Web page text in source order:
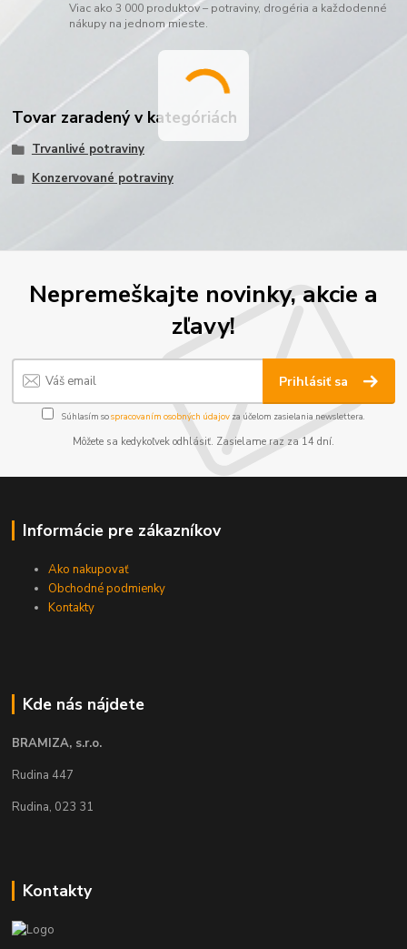
Viac ako 3 000 produktov – potraviny, drogéria a každodenné
nákupy na jednom mieste.
Tovar zaradený v kategóriách
Trvanlivé potraviny
Konzervované potraviny
Nepremeškajte novinky, akcie a
zľavy!
Prihlásiť sa
Súhlasím sospracovaním osobných údajov za účelom zasielania newslettera.
Môžete sa kedykoľvek odhlásiť. Zasielame raz za 14 dní.
Informácie pre zákazníkov
Ako nakupovať
Obchodné podmienky
Kontakty
Kde nás nájdete
BRAMIZA, s.r.o.
Rudina 447
Rudina, 023 31
Kontakty